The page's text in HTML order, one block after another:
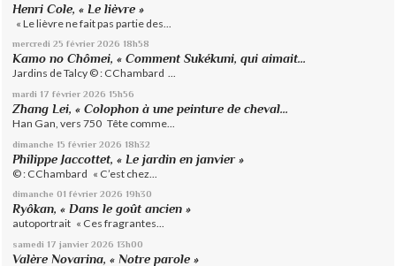
Henri Cole, « Le lièvre »
« Le lièvre ne fait pas partie des...
mercredi 25 février 2026 18h58
Kamo no Chômei, « Comment Sukékuni, qui aimait...
Jardins de Talcy © : CChambard ...
mardi 17 février 2026 15h56
Zhang Lei, « Colophon à une peinture de cheval...
Han Gan, vers 750 Tête comme...
dimanche 15 février 2026 18h32
Philippe Jaccottet, « Le jardin en janvier »
© : CChambard « C’est chez...
dimanche 01 février 2026 19h30
Ryôkan, « Dans le goût ancien »
autoportrait « Ces fragrantes...
samedi 17 janvier 2026 13h00
Valère Novarina, « Notre parole »